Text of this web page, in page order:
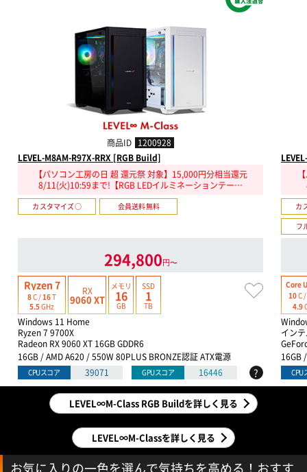
商品ID 1200928
LEVEL-M8AM-R97X-RRX [RGB Build]
【パソコン工房の日 超 還元祭 対象】15,000円分相当還元
8/11(火)10:59まで!【RGB LEDイルミネーションテー…
カスタマイズ○ 会員送料無料
294,800円〜
Ryzen 7
8C / 16T
5.5GHz
RX
9060 XT
メモリ
16
GB
SSD
1
TB
Windows 11 Home
Ryzen 7 9700X
Radeon RX 9060 XT 16GB GDDR6
16GB / AMD A620 / 550W 80PLUS BRONZE認証 ATX電源
CPUスコア 39071 GPUスコア 16446 ?
カ
フ
Core
10C /
4.9
イン
16GB
CPU
LEVEL∞M-Class RGB Buildを詳しく見る
LEVEL∞M-Classを詳しく見る